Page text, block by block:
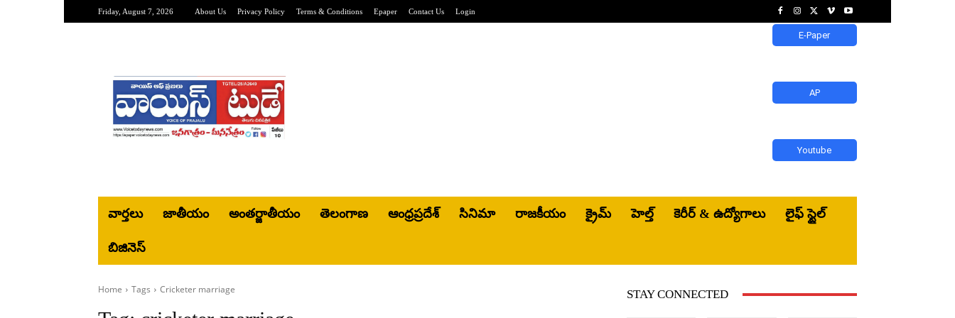
Friday, August 7, 2026 About Us Privacy Policy Terms & Conditions Epaper Contact Us Login
E-Paper
AP
Youtube
వార్తలు జాతీయం అంతర్జాతీయం తెలంగాణ ఆంధ్రప్రదేశ్ సినిమా రాజకీయం క్రైమ్ హెల్త్‌ కెరీర్ & ఉద్యోగాలు లైఫ్ స్టైల్
బిజినెస్‌
Home Tags Cricketer marriage STAY CONNECTED